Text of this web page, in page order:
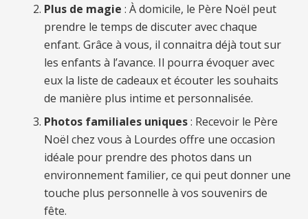
Plus de magie : À domicile, le Père Noël peut
prendre le temps de discuter avec chaque
enfant. Grâce à vous, il connaitra déjà tout sur
les enfants à l’avance. Il pourra évoquer avec
eux la liste de cadeaux et écouter les souhaits
de manière plus intime et personnalisée.
Photos familiales uniques: Recevoir le Père
Noël chez vous à Lourdes offre une occasion
idéale pour prendre des photos dans un
environnement familier, ce qui peut donner une
touche plus personnelle à vos souvenirs de
fête.